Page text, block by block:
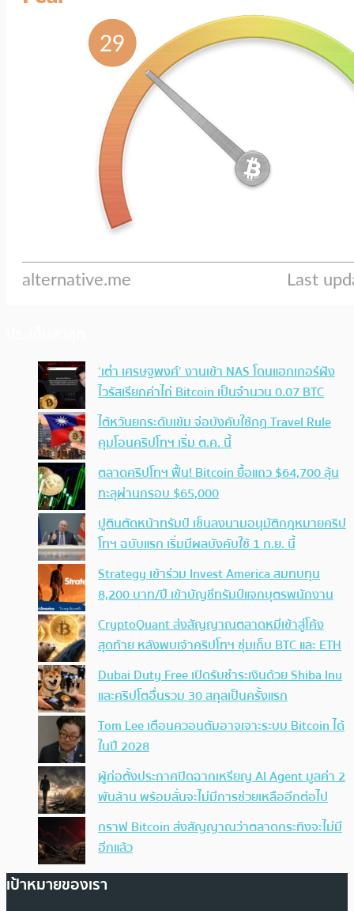
‘เต๋า เศรษฐพงศ์’ งานเข้า NAS โดนแฮกเกอร์ฝัง
ไวรัสเรียกค่าไถ่ Bitcoin เป็นจำนวน 0.07 BTC
ไต้หวันยกระดับเข้ม จ่อบังคับใช้กฏ Travel Rule
คุมโอนคริปโทฯ เริ่ม ต.ค. นี้
ตลาดคริปโทฯ ฟื้น! Bitcoin ยื้อแถว $64,700 ลุ้น
ทะลุผ่านกรอบ $65,000
ปูตินตัดหน้าทรัมป์ เซ็นลงนามอนุมัติกฎหมายคริป
โทฯ ฉบับแรก เริ่มมีผลบังคับใช้ 1 ก.ย. นี้
Strategy เข้าร่วม Invest America สมทบทุน
8,200 บาท/ปี เข้าบัญชีทรัมป์แจกบุตรพนักงาน
CryptoQuant ส่งสัญญาณตลาดหมีเข้าสู่โค้ง
สุดท้าย หลังพบเจ้าคริปโทฯ ซุ่มเก็บ BTC และ ETH
Dubai Duty Free เปิดรับชำระเงินด้วย Shiba Inu
และคริปโตอื่นรวม 30 สกุลเป็นครั้งแรก
Tom Lee เตือนควอนตัมอาจเจาะระบบ Bitcoin ได้
ในปี 2028
ผู้ก่อตั้งประกาศปิดฉากเหรียญ AI Agent มูลค่า 2
พันล้าน พร้อมลั่นจะไม่มีการช่วยเหลืออีกต่อไป
กราฟ Bitcoin ส่งสัญญาณว่าตลาดกระทิงจะไม่มี
อีกแล้ว
เป้าหมายของเรา